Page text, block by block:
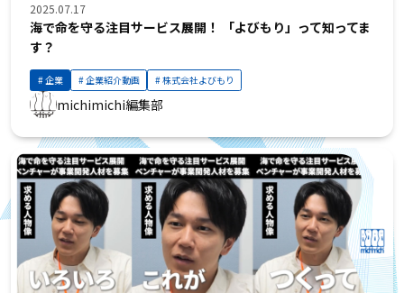
2025.07.17
海で命を守る注目サービス展開！ 「よびもり」って知ってま
す？
企業 企業紹介動画 株式会社よびもり
michimichi編集部